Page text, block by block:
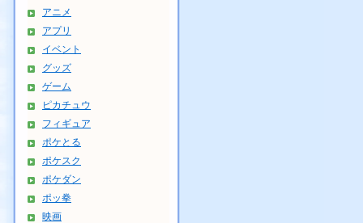
アニメ
アプリ
イベント
グッズ
ゲーム
ピカチュウ
フィギュア
ポケとる
ポケスク
ポケダン
ポッ拳
映画